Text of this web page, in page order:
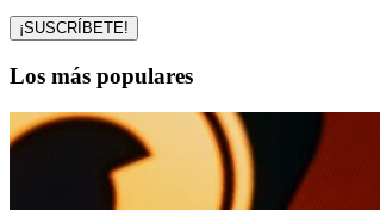
Los más populares